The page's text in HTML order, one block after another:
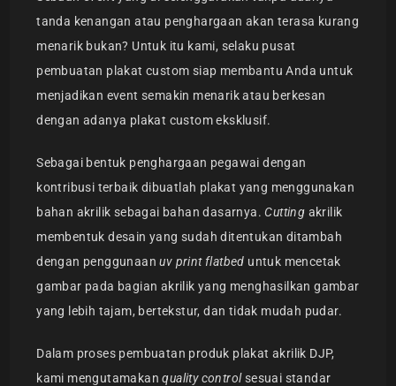
tanda kenangan atau penghargaan akan terasa kurang
menarik bukan? Untuk itu kami, selaku pusat
pembuatan plakat custom siap membantu Anda untuk
menjadikan event semakin menarik atau berkesan
dengan adanya plakat custom eksklusif.
Sebagai bentuk penghargaan pegawai dengan
kontribusi terbaik dibuatlah plakat yang menggunakan
bahan akrilik sebagai bahan dasarnya. Cutting akrilik
membentuk desain yang sudah ditentukan ditambah
dengan penggunaanuv print flatbed untuk mencetak
gambar pada bagian akrilik yang menghasilkan gambar
yang lebih tajam, bertekstur, dan tidak mudah pudar.
Dalam proses pembuatan produk plakat akrilik DJP,
kami mengutamakanquality controlsesuai standar